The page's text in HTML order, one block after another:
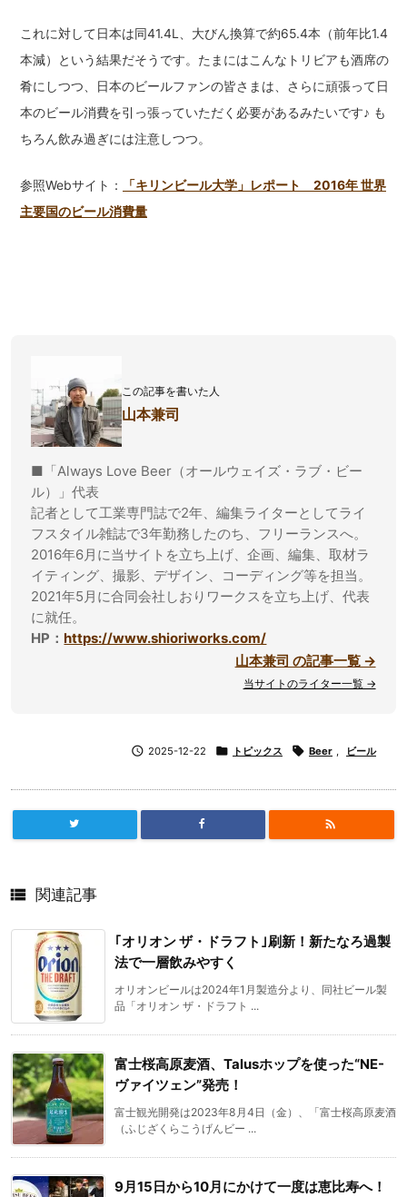
これに対して日本は同41.4L、大びん換算で約65.4本（前年比1.4
本減）という結果だそうです。たまにはこんなトリビアも酒席の
肴にしつつ、日本のビールファンの皆さまは、さらに頑張って日
本のビール消費を引っ張っていただく必要があるみたいです♪ も
ちろん飲み過ぎには注意しつつ。
参照Webサイト：
「キリンビール大学」レポート 2016年 世界
主要国のビール消費量
この記事を書いた人
山本兼司
■「Always Love Beer（オールウェイズ・ラブ・ビー
ル）」代表
記者として工業専門誌で2年、編集ライターとしてライ
フスタイル雑誌で3年勤務したのち、フリーランスへ。
2016年6月に当サイトを立ち上げ、企画、編集、取材ラ
イティング、撮影、デザイン、コーディング等を担当。
2021年5月に合同会社しおりワークスを立ち上げ、代表
に就任。
HP：https://www.shioriworks.com/
山本兼司 の記事一覧 →
当サイトのライター一覧 →
 2025-12-22  トピックス  Beer , ビール

 関連記事
｢オリオン ザ・ドラフト｣刷新！新たなろ過製
法で一層飲みやすく
オリオンビールは2024年1月製造分より、同社ビール製
品「オリオン ザ・ドラフト ...
富士桜高原麦酒、Talusホップを使った“NE-
ヴァイツェン”発売！
富士観光開発は2023年8月4日（金）、「富士桜高原麦酒
（ふじざくらこうげんビー ...
9月15日から10月にかけて一度は恵比寿へ！